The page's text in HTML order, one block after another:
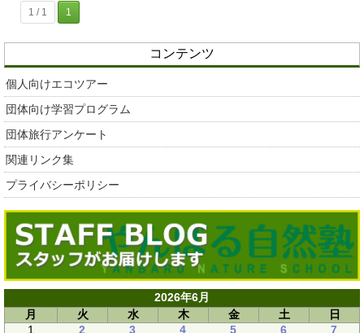
1 / 1 1
コンテンツ
個人向けエコツアー
団体向け学習プログラム
団体旅行アンケート
関連リンク集
プライバシーポリシー
2026年6月
月
火 水 木 金 土
日
1
2 3 4 5 6
7